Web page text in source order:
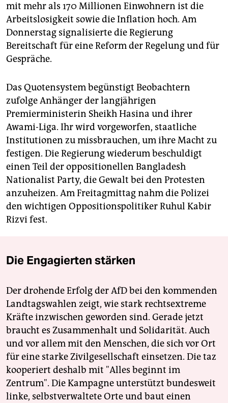
mit mehr als 170 Millionen Einwohnern ist die
Arbeitslosigkeit sowie die Inflation hoch. Am
Donnerstag signalisierte die Regierung
Bereitschaft für eine Reform der Regelung und für
Gespräche.
Das Quotensystem begünstigt Beobachtern
zufolge Anhänger der langjährigen
Premierministerin Sheikh Hasina und ihrer
Awami-Liga. Ihr wird vorgeworfen, staatliche
Institutionen zu missbrauchen, um ihre Macht zu
festigen. Die Regierung wiederum beschuldigt
einen Teil der oppositionellen Bangladesh
Nationalist Party, die Gewalt bei den Protesten
anzuheizen. Am Freitagmittag nahm die Polizei
den wichtigen Oppositionspolitiker Ruhul Kabir
Rizvi fest.
Die Engagierten stärken
Der drohende Erfolg der AfD bei den kommenden
Landtagswahlen zeigt, wie stark rechtsextreme
Kräfte inzwischen geworden sind. Gerade jetzt
braucht es Zusammenhalt und Solidarität. Auch
und vor allem mit den Menschen, die sich vor Ort
für eine starke Zivilgesellschaft einsetzen. Die taz
kooperiert deshalb mit "Alles beginnt im
Zentrum". Die Kampagne unterstützt bundesweit
linke, selbstverwaltete Orte und baut einen